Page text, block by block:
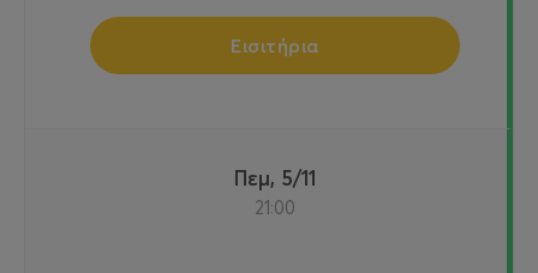
Εισιτήρια
Πεμ, 5/11
21:00